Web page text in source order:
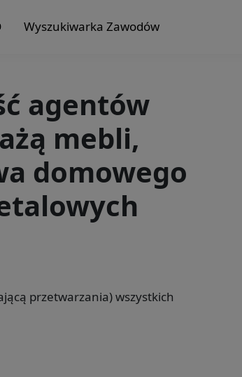
Wyszukiwarka Zawodów
agentów
mebli,
domowego
przetwarzania) wszystkich